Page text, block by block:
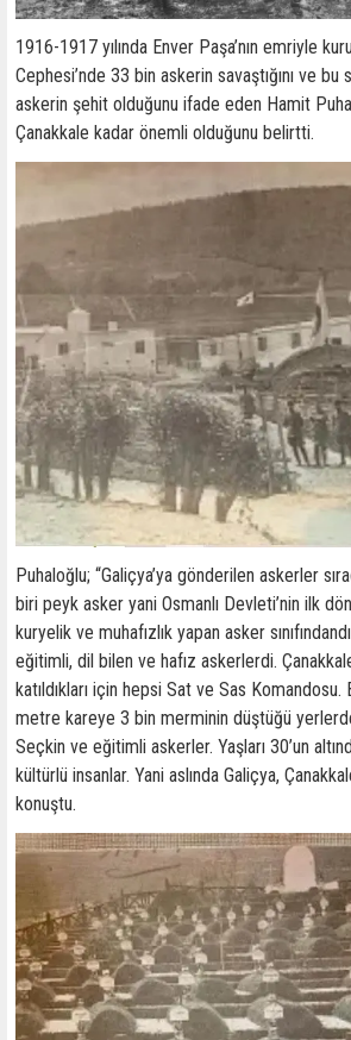
1916-1917 yılında Enver Paşa’nın emriyle
Cephesi’nde 33 bin askerin savaştığını ve bu
askerin şehit olduğunu ifade eden Hamit
Çanakkale kadar önemli olduğunu belirtti.
Puhaloğlu; “Galiçya’ya gönderilen askerler
biri peyk asker yani Osmanlı Devleti’nin ilk
kuryelik ve muhafızlık yapan asker
eğitimli, dil bilen ve hafız askerlerdi.
katıldıkları için hepsi Sat ve Sas Komandosu.
metre kareye 3 bin merminin düştüğü
Seçkin ve eğitimli askerler. Yaşları 30’un
kültürlü insanlar. Yani aslında Galiçya,
konuştu.